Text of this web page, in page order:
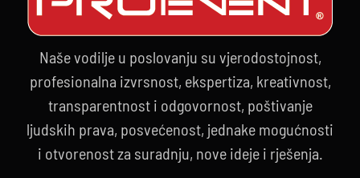
Naše vodilje u poslovanju su vjerodostojnost,
profesionalna izvrsnost, ekspertiza, kreativnost,
transparentnost i odgovornost, poštivanje
ljudskih prava, posvećenost, jednake mogućnosti
i otvorenost za suradnju, nove ideje i rješenja.